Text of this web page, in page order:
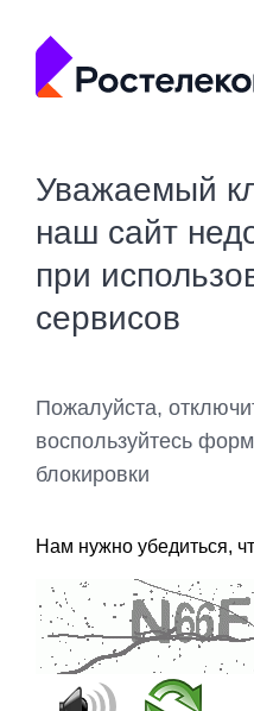
Уважаемый
наш сайт
при
сервисов
Пожалуйста,
воспользуйтесь
блокировки
Нам нужно убедиться,